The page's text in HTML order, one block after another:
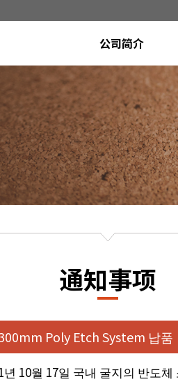
公司简介
CEO致辞
沿革
愿景
来访路线
通知事项
Poly Etch System 납품
10월 17일 국내 굴지의 반도